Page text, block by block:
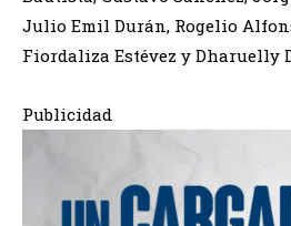
Julio Emil Durán, Rogelio
Fiordaliza Estévez y Dharuelly
Publicidad